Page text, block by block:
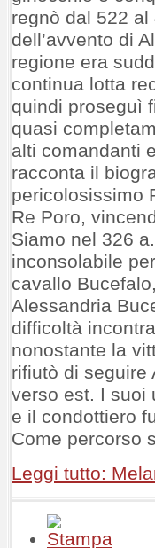
regnò dal 522
dell’avvento di
regione era
continua lotta
quindi proseguì
quasi
alti comandanti
racconta il
pericolosissimo
Re Poro,
Siamo nel 326
inconsolabile
cavallo
Alessandria
difficoltà
nonostante la
rifiutò di seguire
verso est. I suoi
e il condottiero
Come percorso
Leggi tutto: